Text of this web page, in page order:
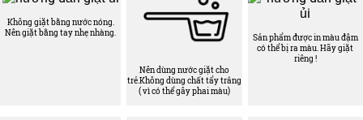
Không giặt bằng nước nóng.
Nên giặt bằng tay nhẹ nhàng.
Nên dùng nước giặt cho
trẻ.Không dùng chất tẩy trắng
( vì có thể gây phai màu)
Sản phẩm được in màu đậm
có thể bị ra màu. Hãy giặt
riêng !